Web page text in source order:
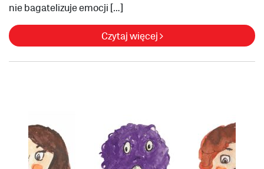
nie bagatelizuje emocji […]
Czytaj więcej